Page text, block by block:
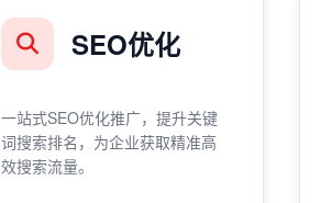
SEO优化
一站式SEO优化推广，提升关键
词搜索排名，为企业获取精准高
效搜索流量。